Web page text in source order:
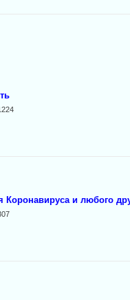
Коронавируса и любого